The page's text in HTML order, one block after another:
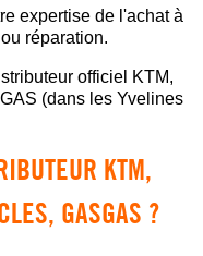
expertise de l'achat à
réparation.
officiel KTM,
(dans les Yvelines
KTM,
GASGAS ?